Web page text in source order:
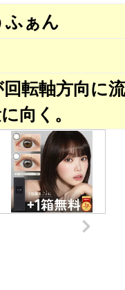
ぁん
転軸方向に
に向く。